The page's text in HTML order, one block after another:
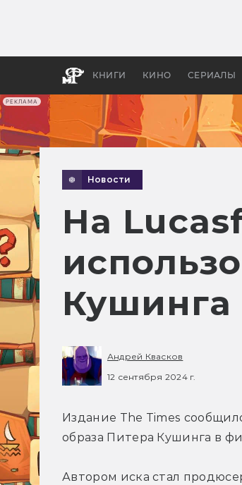
РЕКЛАМА
КНИГИ КИНО СЕРИАЛЫ
Новости
На
Кушинга
Андрей Квасков
12 сентября 2024 г.
Издание The Times
образа Питера Кушинга в
Автором иска стал